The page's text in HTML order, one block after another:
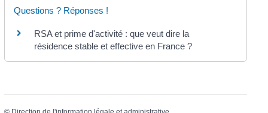
Questions ? Réponses !
RSA et prime d'activité : que veut dire la
résidence stable et effective en France ?